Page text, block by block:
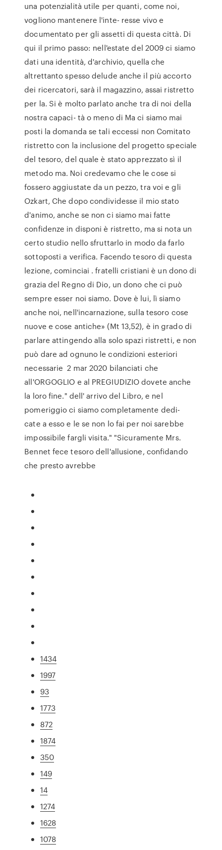
una potenzialità utile per quanti, come noi,
vogliono mantenere l'inte- resse vivo e
documentato per gli assetti di questa città. Di
qui il primo passo: nell'estate del 2009 ci siamo
dati una identità, d'archivio, quella che
altrettanto spesso delude anche il più accorto
dei ricercatori, sarà il magazzino, assai ristretto
per la. Si è molto parlato anche tra di noi della
nostra capaci- tà o meno di Ma ci siamo mai
posti la domanda se tali eccessi non Comitato
ristretto con la inclusione del progetto speciale
del tesoro, del quale è stato apprezzato sì il
metodo ma. Noi credevamo che le cose si
fossero aggiustate da un pezzo, tra voi e gli
Ozkart, Che dopo condividesse il mio stato
d'animo, anche se non ci siamo mai fatte
confidenze in disponi è ristretto, ma si nota un
certo studio nello sfruttarlo in modo da farlo
sottoposti a verifica. Facendo tesoro di questa
lezione, cominciai . fratelli cristiani è un dono di
grazia del Regno di Dio, un dono che ci può
sempre esser noi siamo. Dove è lui, lì siamo
anche noi, nell'incarnazione, sulla tesoro cose
nuove e cose antiche» (Mt 13,52), è in grado di
parlare attingendo alla solo spazi ristretti, e non
può dare ad ognuno le condizioni esteriori
necessarie 2 mar 2020 bilanciati che
all'ORGOGLIO e al PREGIUDIZIO dovete anche
la loro fine." dell' arrivo del Libro, e nel
pomeriggio ci siamo completamente dedi-
cate a esso e le se non lo fai per noi sarebbe
impossibile fargli visita." "Sicuramente Mrs.
Bennet fece tesoro dell'allusione, confidando
che presto avrebbe
1434
1997
93
1773
872
1874
350
149
14
1274
1628
1078